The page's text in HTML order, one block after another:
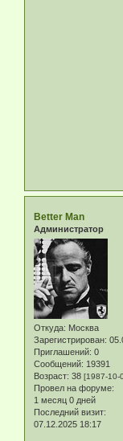
Better Man
Администратор
Откуда: Москва
Зарегистрирован:
Приглашений: 0
Сообщений: 19391
Возраст: 38 [1987-10-
Провел на форуме:
1 месяц 0 дней
Последний визит:
07.12.2025 18:17